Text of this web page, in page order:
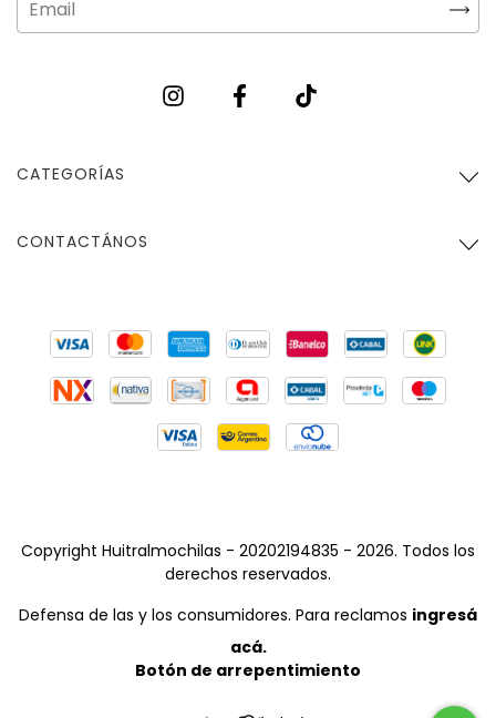
CATEGORÍAS
CONTACTÁNOS
Copyright Huitralmochilas - 20202194835 - 2026. Todos los
derechos reservados.
Defensa de las y los consumidores. Para reclamos ingresá
acá.
Botón de arrepentimiento